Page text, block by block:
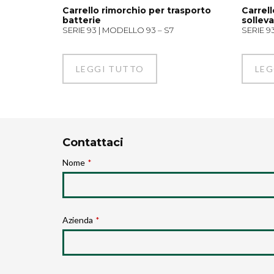
Carrello rimorchio per trasporto
batterie
SERIE 93 | MODELLO 93 – S7
LEGGI TUTTO
SERIE
Contattaci
Nome *
Azienda *